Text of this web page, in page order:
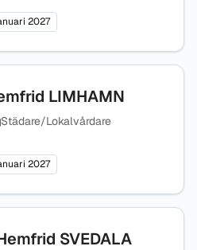
2027
LIMHAMN
Städare/Lokalvårdare
2027
SVEDALA